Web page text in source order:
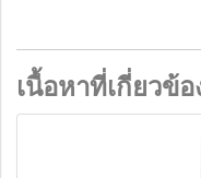
เนื้อหาที่เกี่ยวข้อ